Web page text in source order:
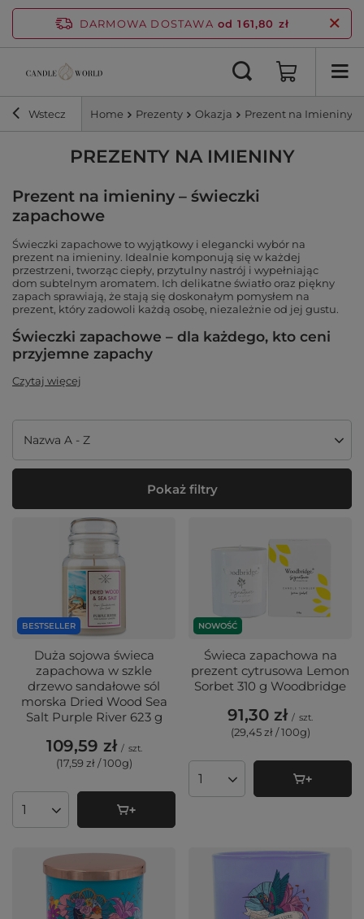
DARMOWA DOSTAWA od 161,80 zł
Wstecz Home Prezenty Okazja Prezent na Imieniny
PREZENTY NA IMIENINY
Prezent na imieniny – świeczki
zapachowe
Świeczki zapachowe to wyjątkowy i elegancki wybór na
prezent na imieniny. Idealnie komponują się w każdej
przestrzeni, tworząc ciepły, przytulny nastrój i wypełniając
dom subtelnym aromatem. Ich delikatne światło oraz piękny
zapach sprawiają, że stają się doskonałym pomysłem na
prezent, który zadowoli każdą osobę, niezależnie od jej gustu.
Świeczki zapachowe – dla każdego, kto ceni
przyjemne zapachy
Czytaj więcej
Zmień sortowanie
Nazwa A - Z
Pokaż filtry
BESTSELLER
Duża sojowa świeca
zapachowa w szkle
drzewo sandałowe sól
morska Dried Wood Sea
Salt Purple River 623 g
109,59 zł / szt.
(17,59 zł / 100g)
Ilość produktów
NOWOŚĆ
Świeca zapachowa na
prezent cytrusowa Lemon
Sorbet 310 g Woodbridge
91,30 zł / szt.
(29,45 zł / 100g)
Ilość produktów